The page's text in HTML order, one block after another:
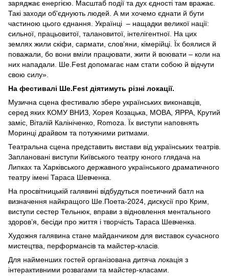
заряджає енергією. Масштаб події та дух єдності там вражає.
Такі заходи об'єднують людей. А ми хочемо єднати й бути
частиною цього єднання. Українці – нащадки великої нації:
сильної, працьовитої, талановитої, інтелігентної. На цих
землях жили скіфи, сармати, словʼяни, кімерійці. Їх боялися й
поважали, бо вони вміли працювати, жити й воювати – коли на
них нападали. Ше.Fest допомагає нам стати собою й відчути
свою силу».
На фестивалі Ше.Fest діятимуть різні локації.
Музична сцена фестивалю збере українських виконавців,
серед яких КОМУ ВНИЗ, Хорея Козацька, МОВА, ЯРРА, Крутий
заміс, Віталій Калініченко, Romoza. Їх виступи наповнять
Моринці драйвом та потужними ритмами.
Театральна сцена представить вистави від українських театрів.
Заплановані виступи Київського театру юного глядача на
Липках та Харківського державного українського драматичного
театру імені Тараса Шевченка.
На просвітницькій галявині відбудуться поетичний батл на
визначення найкращого Ше.Поета-2024, дискусії про Крим,
виступи сестер Тельнюк, вправи з відновлення ментального
здоров’я, бесіди про життя і творчість Тараса Шевченка.
Художня галявина стане майданчиком для виставок сучасного
мистецтва, перформансів та майстер-класів.
Для найменших гостей організована дитяча локація з
інтерактивними розвагами та майстер-класами.